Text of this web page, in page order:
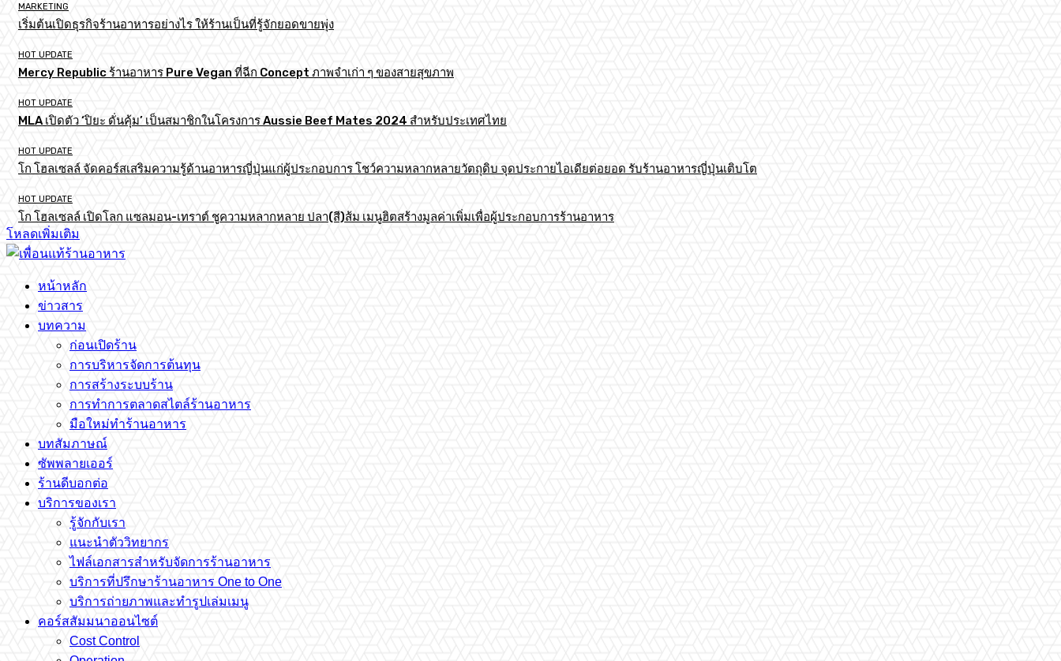
MARKETING
เริ่มต้นเปิดธุรกิจร้านอาหารอย่างไร ให้ร้านเป็นที่รู้จักยอดขายพุ่ง
HOT UPDATE
Mercy Republic ร้านอาหาร Pure Vegan ที่ฉีก Concept ภาพจำเก่า ๆ ของสายสุขภาพ
HOT UPDATE
MLA เปิดตัว ‘ปิยะ ดั่นคุ้ม’ เป็นสมาชิกในโครงการ Aussie Beef Mates 2024 สำหรับประเทศไทย
HOT UPDATE
โก โฮลเซลล์ จัดคอร์สเสริมความรู้ด้านอาหารญี่ปุ่นแก่ผู้ประกอบการ โชว์ความหลากหลายวัตถุดิบ จุดประกายไอเดียต่อยอด รับร้านอาหารญี่ปุ่นเติบโต
HOT UPDATE
โก โฮลเซลล์ เปิดโลก แซลมอน-เทราต์ ชูความหลากหลาย ปลา(สี)ส้ม เมนูฮิตสร้างมูลค่าเพิ่มเพื่อผู้ประกอบการร้านอาหาร
โหลดเพิ่มเติม
หน้าหลัก
ข่าวสาร
บทความ
ก่อนเปิดร้าน
การบริหารจัดการต้นทุน
การสร้างระบบร้าน
การทำการตลาดสไตล์ร้านอาหาร
มือใหม่ทำร้านอาหาร
บทสัมภาษณ์
ซัพพลายเออร์
ร้านดีบอกต่อ
บริการของเรา
รู้จักกับเรา
แนะนำตัววิทยากร
ไฟล์เอกสารสำหรับจัดการร้านอาหาร
บริการที่ปรึกษาร้านอาหาร One to One
บริการถ่ายภาพและทำรูปเล่มเมนู
คอร์สสัมมนาออนไซต์
Cost Control